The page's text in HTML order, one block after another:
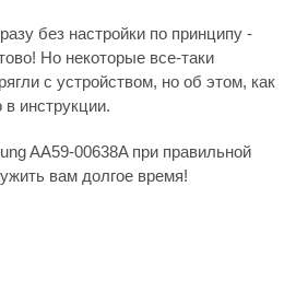
без настройки по принципу -
Но некоторые все-таки
с устройством, но об этом, как
в инструкции.
AA59-00638A при правильной
вам долгое время!